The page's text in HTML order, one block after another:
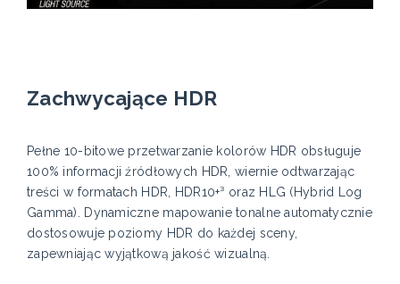
Zachwycające HDR
Pełne 10-bitowe przetwarzanie kolorów HDR obsługuje
100% informacji źródłowych HDR, wiernie odtwarzając
treści w formatach HDR, HDR10+³ oraz HLG (Hybrid Log
Gamma). Dynamiczne mapowanie tonalne automatycznie
dostosowuje poziomy HDR do każdej sceny,
zapewniając wyjątkową jakość wizualną.